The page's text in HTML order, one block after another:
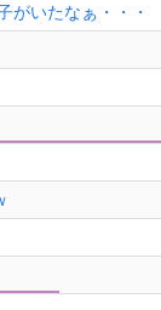
がいたなぁ・・・